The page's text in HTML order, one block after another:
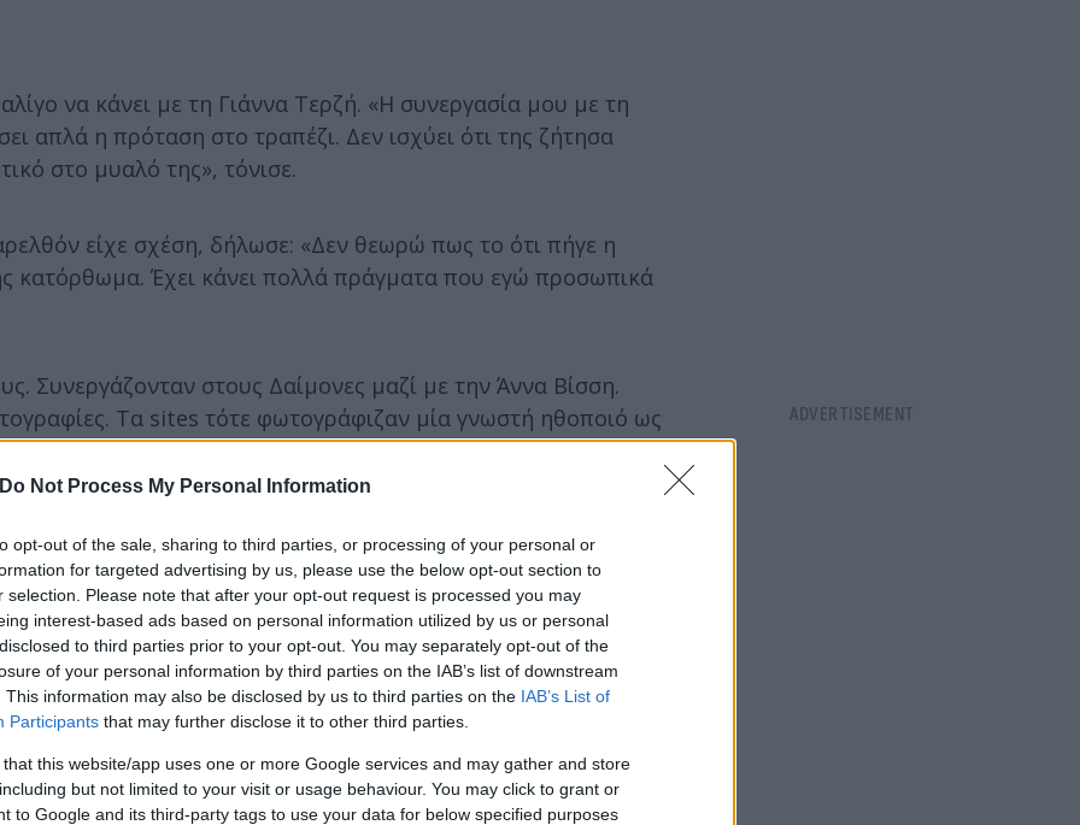
Do Not Process My Personal Information
opt-out of the sale, sharing to third parties, or processing of your personal or
for targeted advertising by us, please use the below opt-out section to
selection. Please note that after your opt-out request is processed you may
interest-based ads based on personal information utilized by us or personal
to third parties prior to your opt-out. You may separately opt-out of the
of your personal information by third parties on the IAB’s list of downstream
This information may also be disclosed by us to third parties on the IAB’s List of
Participants that may further disclose it to other third parties.
that this website/app uses one or more Google services and may gather and store
but not limited to your visit or usage behaviour. You may click to grant or
to Google and its third-party tags to use your data for below specified purposes
να κάνει με τη Γιάννα Τερζή. «Η συνεργασία μου με τη
απλά η πρόταση στο τραπέζι. Δεν ισχύει ότι της ζήτησα
στο μυαλό της», τόνισε.
είχε σχέση, δήλωσε: «Δεν θεωρώ πως το ότι πήγε η
κατόρθωμα. Έχει κάνει πολλά πράγματα που εγώ προσωπικά
Συνεργάζονταν στους Δαίμονες μαζί με την Άννα Βίσση.
Τα sites τότε φωτογράφιζαν μία γνωστή ηθοποιό ως
επιβεβαιωθεί. Μου ταιριάζουν πάντως. Μία χαρά ο Ιβάν έχει
Μαρίνα έχει προχωρήσει, αλλά δεν είναι κακό», είπε στη